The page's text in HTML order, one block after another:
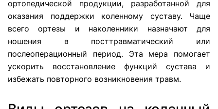
ортопедической продукции, разработанной для
оказания поддержки коленному суставу. Чаще
всего ортезы и наколенники назначают для
ношения в посттравматический или
послеоперационный период. Эта мера помогает
ускорить восстановление функций сустава и
избежать повторного возникновения травм.